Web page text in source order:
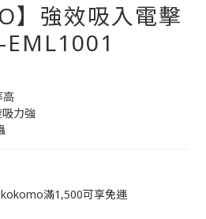
】強效吸入電擊
力強
滿1,500可享免運